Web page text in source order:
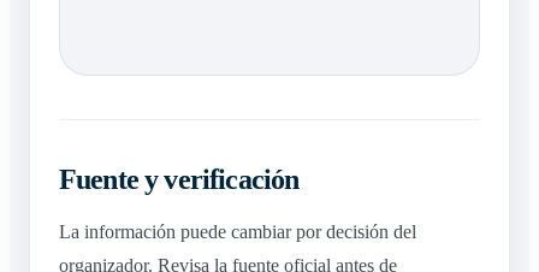
Fuente y verificación
La información puede cambiar por decisión del
organizador. Revisa la fuente oficial antes de